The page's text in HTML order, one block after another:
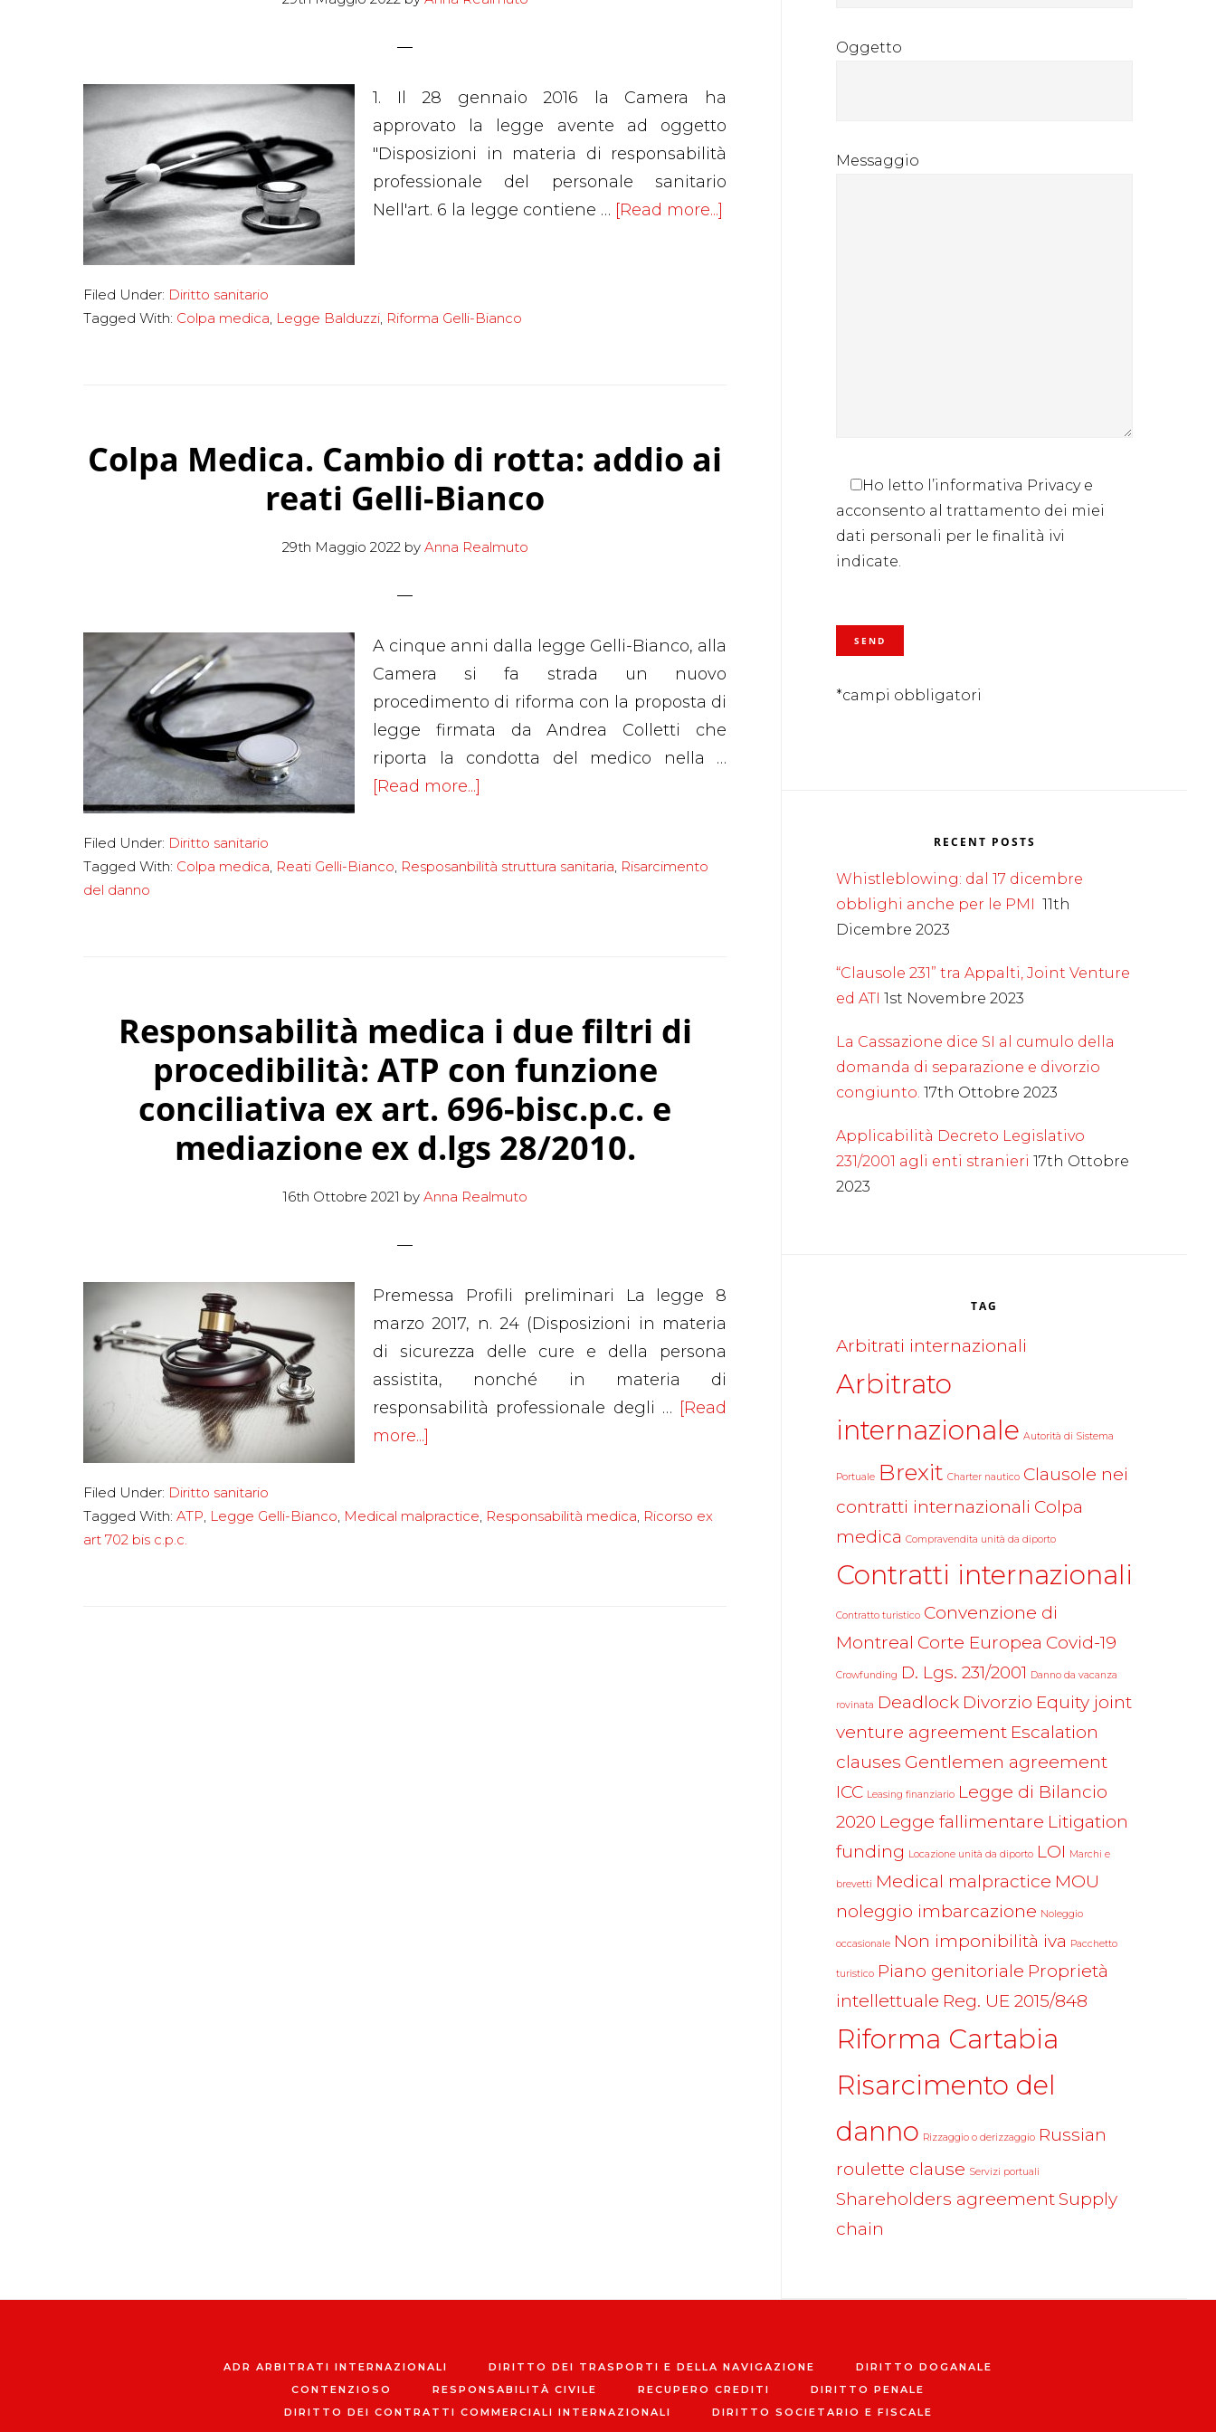
1. Il 28 gennaio 2016 la Camera ha
approvato la legge avente ad oggetto
"Disposizioni in materia di responsabilità
professionale del personale sanitario
Nell'art. 6 la legge contiene … [Read more...]
Filed Under: Diritto sanitario
Tagged With: Colpa medica, Legge Balduzzi, Riforma Gelli-Bianco
Colpa Medica. Cambio di rotta: addio ai
reati Gelli-Bianco
29th Maggio 2022by Anna Realmuto
A cinque anni dalla legge Gelli-Bianco, alla
Camera si fa strada un nuovo
procedimento di riforma con la proposta di
legge firmata da Andrea Colletti che
riporta la condotta del medico nella …
[Read more...]
Cambio
Gelli-
Bianco
Filed Under: Diritto sanitario
Tagged With: Colpa medica, Reati Gelli-Bianco, Resposanbilità struttura sanitaria, Risarcimento
del danno
Responsabilità medica i due filtri di
procedibilità: ATP con funzione
conciliativa ex art. 696-bisc.p.c. e
mediazione ex d.lgs 28/2010.
16th Ottobre 2021 by Anna Realmuto
Premessa Profili preliminari La legge 8
marzo 2017, n. 24 (Disposizioni in materia
di sicurezza delle cure e della persona
assistita, nonché in materia di
responsabilità professionale degli … [Read
more...]
i
Filed Under: Diritto sanitario
Tagged With: ATP, Legge Gelli-Bianco, Medical malpractice, Responsabilità medica, Ricorso ex
art 702 bis c.p.c.
Oggetto
Messaggio
Ho letto l’informativa Privacy e
acconsento al trattamento dei miei
dati personali per le finalità ivi
indicate.
*campi obbligatori
RECENT POSTS
Whistleblowing: dal 17 dicembre
obblighi anche per le PMI 11th
Dicembre 2023
“Clausole 231” tra Appalti, Joint Venture
ed ATI 1st Novembre 2023
La Cassazione dice SI al cumulo della
domanda di separazione e divorzio
congiunto. 17th Ottobre 2023
Applicabilità Decreto Legislativo
231/2001 agli enti stranieri 17th Ottobre
2023
TAG
Arbitrati internazionali
Arbitrato
internazionale Autorità di Sistema
Portuale Brexit Charter nautico Clausole nei
contratti internazionali Colpa
medica Compravendita unità da diporto
Contratti internazionali
Contratto turistico Convenzione di
Montreal Corte Europea Covid-19
Crowfunding D. Lgs. 231/2001 Danno da vacanza
rovinata Deadlock Divorzio Equity joint
venture agreement Escalation
clauses Gentlemen agreement
ICC Leasing finanziario Legge di Bilancio
2020 Legge fallimentare Litigation
funding Locazione unità da diporto LOI Marchi e
brevetti Medical malpractice MOU
noleggio imbarcazione Noleggio
occasionale Non imponibilità iva Pacchetto
turistico Piano genitoriale Proprietà
intellettuale Reg. UE 2015/848
Riforma Cartabia
Risarcimento del
danno Rizzaggio o derizzaggio Russian
roulette clause Servizi portuali
Shareholders agreementSupply
chain
ADR ARBITRATI INTERNAZIONALI DIRITTO DEI TRASPORTI E DELLA NAVIGAZIONE
DIRITTO DOGANALE
CONTENZIOSO
RESPONSABILITÀ CIVILE RECUPERO CREDITI
DIRITTO PENALE
DIRITTO DEI CONTRATTI COMMERCIALI INTERNAZIONALI
DIRITTO SOCIETARIO E FISCALE